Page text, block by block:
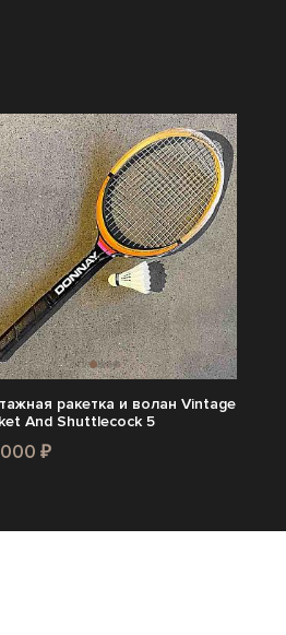
ракетка и волан Vintage
And Shuttlecock 5
₽